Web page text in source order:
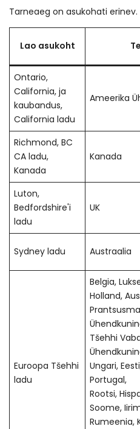
Tarneaeg on asukohati
Lao asukoht
Ontario,
California, ja
kaubandus,
California ladu
Ameerika
Richmond, BC
CA ladu,
Kanada
Kanada
Luton,
Bedfordshire'i
ladu
UK
Sydney ladu Austraalia
Euroopa Tšehhi
ladu
Belgia,
Holland,
Tšehhi
Ungari,
Portugal,
Rootsi,
Soome,
Rumeenia,